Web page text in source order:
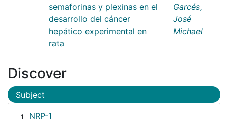
semaforinas y plexinas en el
desarrollo del cáncer
hepático experimental en
rata
Garcés,
José
Michael
Discover
Subject
1 NRP-1